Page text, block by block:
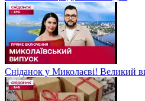
Сніданок у Миколаєві! Великий